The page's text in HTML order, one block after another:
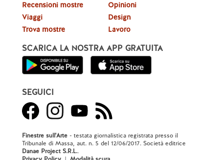
Recensioni mostre
Viaggi
Trova mostre
Opinioni
Design
Lavoro
SCARICA LA NOSTRA APP GRATUITA
SEGUICI
Finestre sull'Arte- testata giornalistica registrata presso il
Tribunale di Massa, aut. n. 5 del 12/06/2017. Società editrice
Danae Project S.R.L..